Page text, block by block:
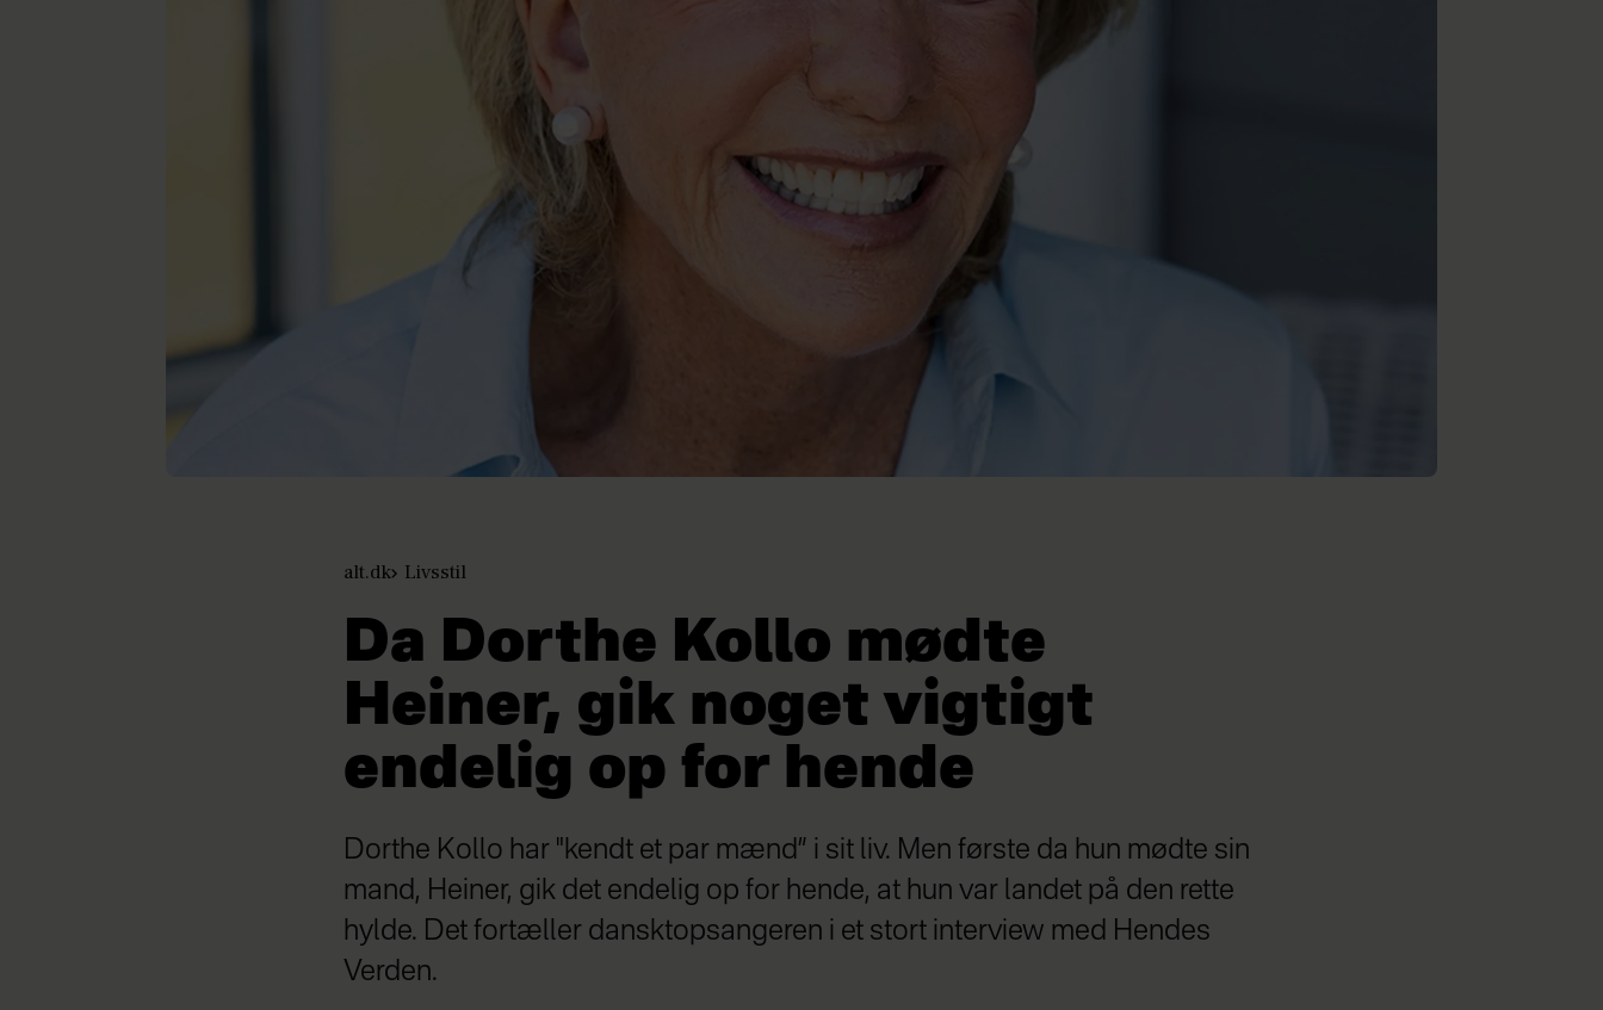
alt.dk Livsstil
Da Dorthe Kollo mødte
Heiner, gik noget vigtigt
endelig op for hende
Dorthe Kollo har "kendt et par mænd” i sit liv. Men første da hun mødte sin
mand, Heiner, gik det endelig op for hende, at hun var landet på den rette
hylde. Det fortæller dansktopsangeren i et stort interview med Hendes
Verden.